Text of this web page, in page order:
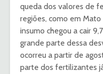
queda dos valores de
regiões, como em
insumo chegou a cair
grande parte dessa
ocorreu a partir de
parte dos fertilizantes